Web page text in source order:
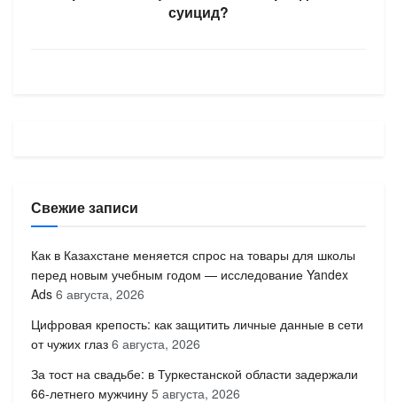
суицид?
Свежие записи
Как в Казахстане меняется спрос на товары для школы
перед новым учебным годом — исследование Yandex
Ads 6 августа, 2026
Цифровая крепость: как защитить личные данные в сети
от чужих глаз 6 августа, 2026
За тост на свадьбе: в Туркестанской области задержали
66-летнего мужчину 5 августа, 2026